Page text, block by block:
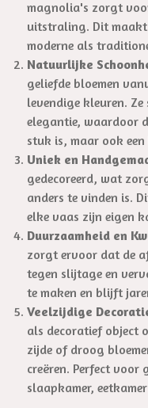
magnolia's zorgt
uitstraling. Dit
moderne als
Natuurlijke
geliefde bloemen
levendige kleuren.
elegantie, waardoor
stuk is, maar ook
Uniek en
gedecoreerd, wat
anders te vinden is.
elke vaas zijn eigen
Duurzaamheid en
zorgt ervoor dat de
tegen slijtage en
te maken en blijft
Veelzijdige
als decoratief object
zijde of droog
creëren. Perfect voor
slaapkamer,